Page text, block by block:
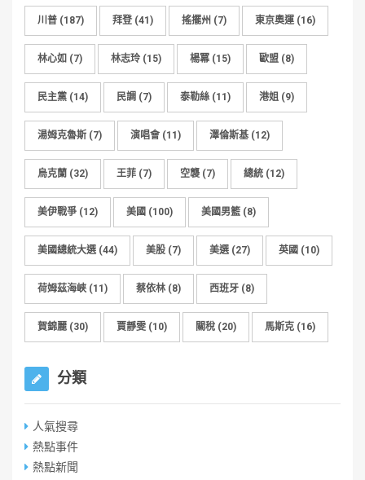
川普 (187) 拜登 (41) 搖擺州 (7) 東京奧運(16)
林心如 (7) 林志玲 (15) 楊冪 (15) 歐盟 (8)
民主黨 (14) 民調 (7) 泰勒絲 (11) 港姐 (9)
湯姆克魯斯 (7) 演唱會 (11) 澤倫斯基 (12)
烏克蘭 (32) 王菲 (7) 空襲 (7) 總統 (12)
美伊戰爭 (12) 美國 (100) 美國男籃 (8)
美國總統大選(44) 美股 (7) 美選(27) 英國 (10)
荷姆茲海峽 (11) 蔡依林 (8) 西班牙 (8)
賀錦麗 (30) 賈靜雯 (10) 關稅 (20) 馬斯克 (16)
分類
人氣搜尋
熱點事件
熱點新聞